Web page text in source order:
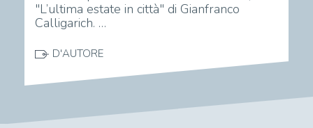
"L’ultima estate in città" di Gianfranco
Calligarich. …
D'AUTORE